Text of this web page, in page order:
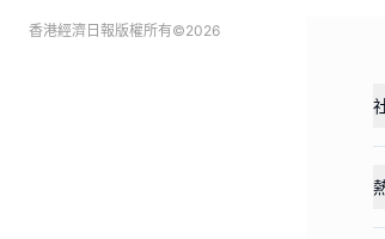
香港經濟日報版權所有©2026